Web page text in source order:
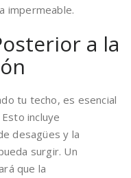
impermeable.
a la
tu techo, es esencial
incluye
desagües y la
surgir. Un
que la